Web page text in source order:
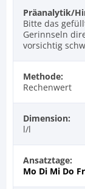
Präanalytik/
Bitte das
Gerinnseln
vorsichtig
Methode:
Rechenwert
Dimension:
l/l
Ansatztage:
Mo Di Mi Do Fr